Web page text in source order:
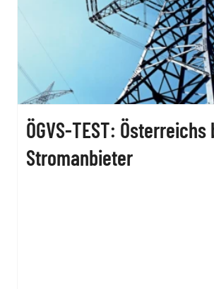
ÖGVS-TEST: Österreichs
Stromanbieter